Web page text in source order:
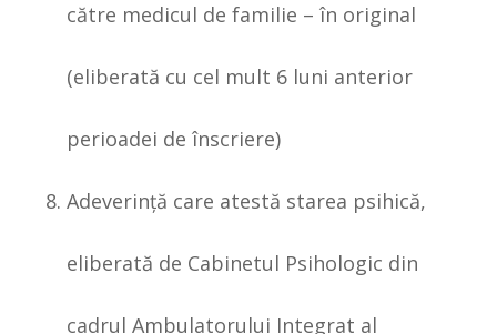
către medicul de familie – în original
(eliberată cu cel mult 6 luni anterior
perioadei de înscriere)
Adeverinţă care atestă starea psihică,
eliberată de Cabinetul Psihologic din
cadrul Ambulatorului Integrat al